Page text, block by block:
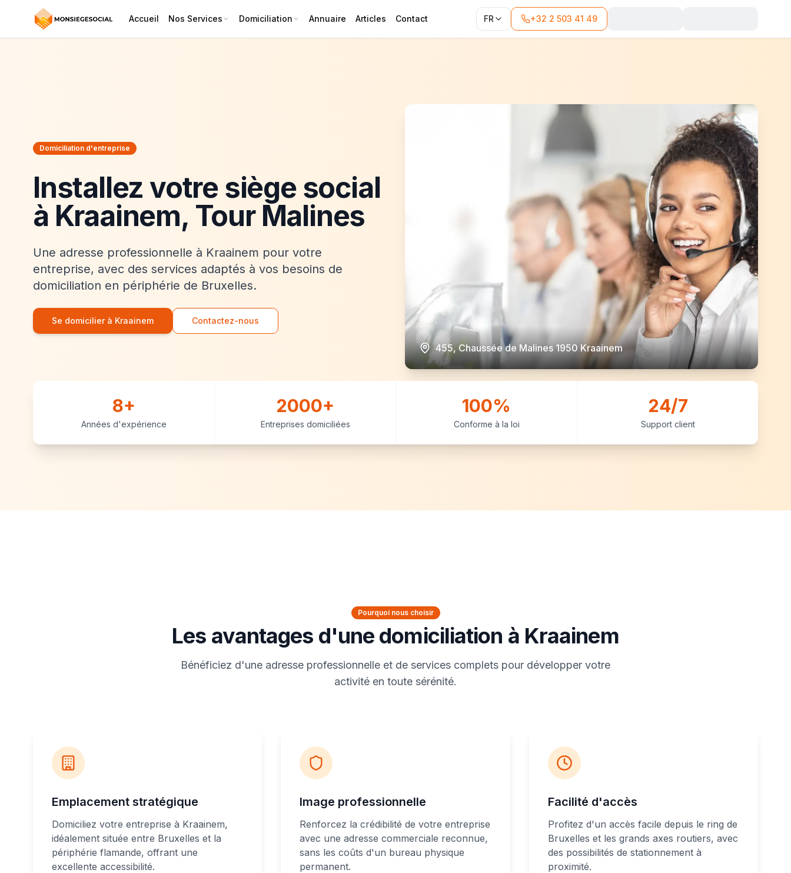
Accueil Nos Services Domiciliation Annuaire Articles Contact FR +32 2 503 41 49
Domiciliation d'entreprise
Installez votre siège social
à Kraainem, Tour Malines
Une adresse professionnelle à Kraainem pour votre
entreprise, avec des services adaptés à vos besoins de
domiciliation en périphérie de Bruxelles.
Se domicilier à Kraainem Contactez-nous
455, Chaussée de Malines 1950 Kraainem
8+
Années d'expérience
2000+
Entreprises domiciliées
100%
Conforme à la loi
24/7
Support client
Pourquoi nous choisir
Les avantages d'une domiciliation à Kraainem
Bénéficiez d'une adresse professionnelle et de services complets pour développer votre
activité en toute sérénité.
Emplacement stratégique
Domiciliez votre entreprise à Kraainem,
idéalement située entre Bruxelles et la
périphérie flamande, offrant une
excellente accessibilité.
Image professionnelle
Renforcez la crédibilité de votre entreprise
avec une adresse commerciale reconnue,
sans les coûts d'un bureau physique
permanent.
Facilité d'accès
Profitez d'un accès facile depuis le ring de
Bruxelles et les grands axes routiers, avec
des possibilités de stationnement à
proximité.